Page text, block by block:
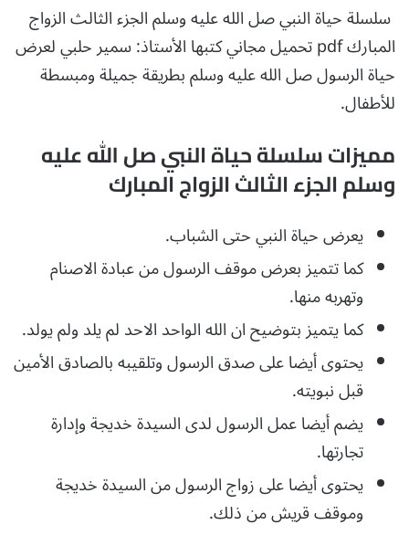
سلسلة حياة النبي صل الله عليه وسلم الجزء الثالث الزواج
المبارك pdf تحميل مجاني كتبها الأستاذ: سمير حلبي لعرض
حياة الرسول صل الله عليه وسلم بطريقة جميلة ومبسطة
للأطفال.
مميزات سلسلة حياة النبي صل الله عليه
وسلم الجزء الثالث الزواج المبارك
يعرض حياة النبي حتى الشباب.
كما تتميز بعرض موقف الرسول من عبادة الاصنام
وتهربه منها.
كما يتميز بتوضيح ان الله الواحد الاحد لم يلد ولم يولد.
يحتوى أيضا على صدق الرسول وتلقيبه بالصادق الأمين
قبل نبويته.
يضم أيضا عمل الرسول لدى السيدة خديجة وإدارة
تجارتها.
يحتوى أيضا على زواج الرسول من السيدة خديجة
وموقف قريش من ذلك.